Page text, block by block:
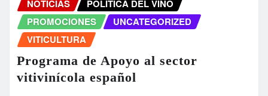
NOTICIAS
POLÍTICA DEL VINO
PROMOCIONES
UNCATEGORIZED
VITICULTURA
Programa de Apoyo al sector
vitivinícola español